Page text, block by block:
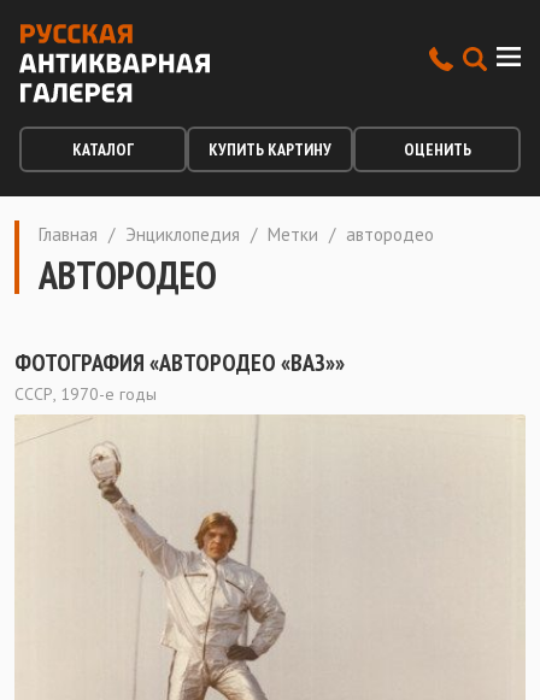
КАТАЛОГ КУПИТЬ КАРТИНУ ОЦЕНИТЬ
Главная / Энциклопедия / Метки / автородео
АВТОРОДЕО
ФОТОГРАФИЯ «АВТОРОДЕО «ВАЗ»»
СССР, 1970-е годы